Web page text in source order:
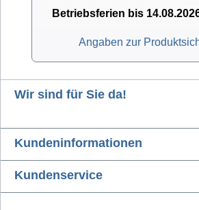
Betriebsferien bis
Angaben zur
Wir sind für Sie da!
Kundeninformationen
Kundenservice